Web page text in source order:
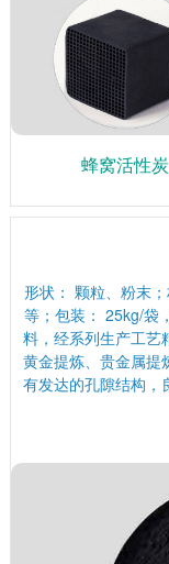
蜂窝活性炭
形状： 颗粒、粉末
等；包装： 25kg/袋
料，经系列生产工艺
黄金提炼、贵金属提
有发达的孔隙结构，